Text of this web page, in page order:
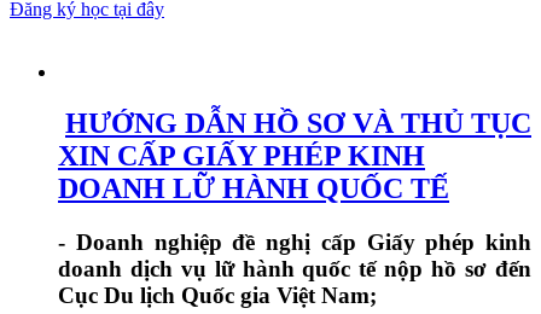
Đăng ký học tại đây
HƯỚNG DẪN HỒ SƠ VÀ THỦ TỤC
XIN CẤP GIẤY PHÉP KINH
DOANH LỮ HÀNH QUỐC TẾ
- Doanh nghiệp đề nghị cấp Giấy phép kinh
doanh dịch vụ lữ hành quốc tế nộp hồ sơ đến
Cục Du lịch Quốc gia Việt Nam;